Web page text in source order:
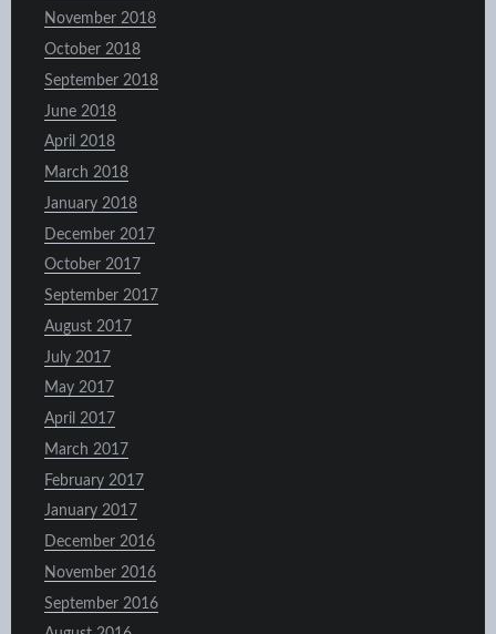
November 2018
October 2018
September 2018
June 2018
April 2018
March 2018
January 2018
December 2017
October 2017
September 2017
August 2017
July 2017
May 2017
April 2017
March 2017
February 2017
January 2017
December 2016
November 2016
September 2016